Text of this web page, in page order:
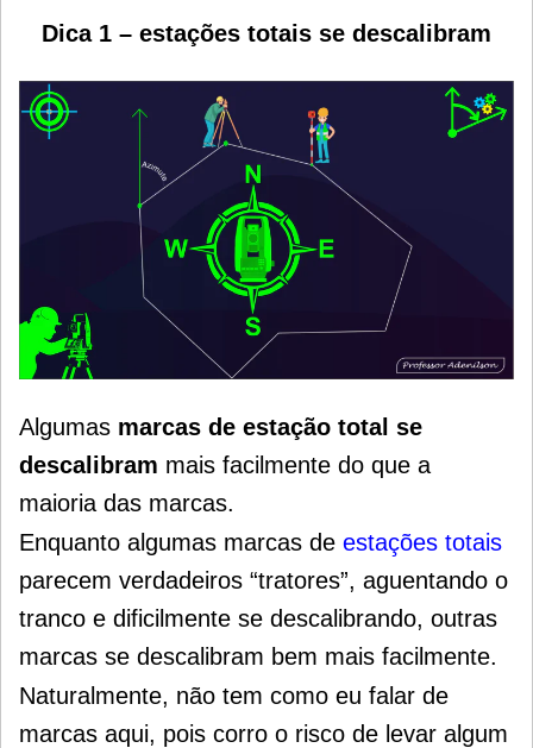
Dica 1 – estações totais se descalibram
Algumas marcas de estação total se
descalibram mais facilmente do que a
maioria das marcas.
Enquanto algumas marcas de estações totais
parecem verdadeiros “tratores”, aguentando o
tranco e dificilmente se descalibrando, outras
marcas se descalibram bem mais facilmente.
Naturalmente, não tem como eu falar de
marcas aqui, pois corro o risco de levar algum